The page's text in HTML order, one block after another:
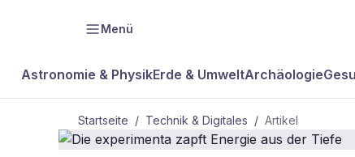
Menü
Astronomie & PhysikErde & UmweltArchäologie
Startseite / Technik & Digitales / Artikel